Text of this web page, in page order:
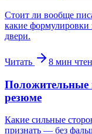
Стоит ли вообще
какие
двери.
Читать 8 мин
Положительные
резюме
Какие сильные
признать — без